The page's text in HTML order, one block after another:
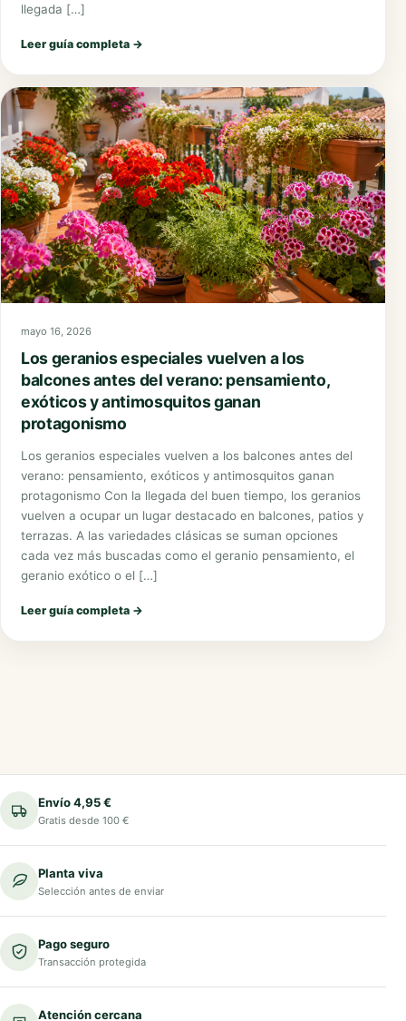
llegada […]
Leer guía completa →
mayo 16, 2026
Los geranios especiales vuelven a los
balcones antes del verano: pensamiento,
exóticos y antimosquitos ganan
protagonismo
Los geranios especiales vuelven a los balcones antes del
verano: pensamiento, exóticos y antimosquitos ganan
protagonismo Con la llegada del buen tiempo, los geranios
vuelven a ocupar un lugar destacado en balcones, patios y
terrazas. A las variedades clásicas se suman opciones
cada vez más buscadas como el geranio pensamiento, el
geranio exótico o el […]
Leer guía completa →
Envío 4,95 €
Gratis desde 100 €
Planta viva
Selección antes de enviar
Pago seguro
Transacción protegida
Atención cercana